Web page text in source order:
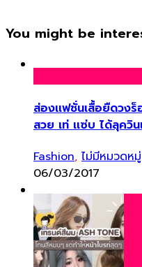
You might be
ส่องเเฟชั่นเสื้อยืดวง
สวย เท่ เเซ่บ ได้ลุควิ
Fashion, ไม่มีหมวดหมู่
06/03/2017